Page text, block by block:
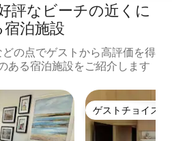
評なビーチの近くに
宿泊施設
の点でゲストから高評価を得
ある宿泊施設をご紹介します
ゲストチョイス
ゲストチョイス